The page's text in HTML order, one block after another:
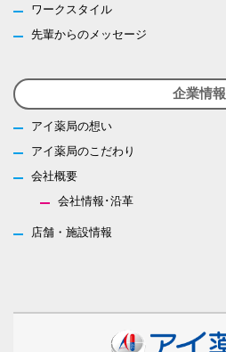
ワークスタイル
先輩からのメッセージ
企業情報
アイ薬局の想い
アイ薬局のこだわり
会社概要
会社情報･沿革
店舗・施設情報